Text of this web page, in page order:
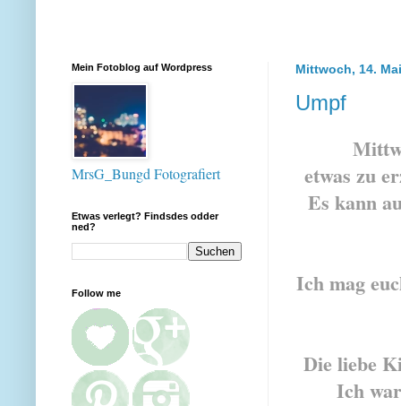
Mittwoch, 14.
Umpf
etwas zu
Es kann
Ich mag
Die liebe
Ich
Mein Fotoblog auf Wordpress
MrsG_Bungd Fotografiert
Etwas verlegt? Findsdes odder
ned?
Follow me